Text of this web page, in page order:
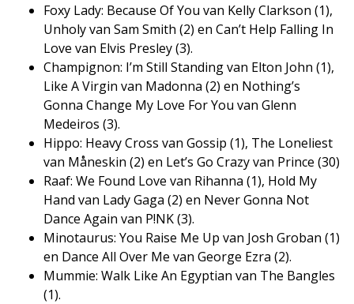
​Foxy Lady: Because Of You van Kelly Clarkson (1),
Unholy van Sam Smith (2) en Can’t Help Falling In
Love van Elvis Presley (3).
​Champignon: I’m Still Standing van Elton John (1),
Like A Virgin van Madonna (2) en Nothing’s
Gonna Change My Love For You van Glenn
Medeiros (3).
​Hippo: Heavy Cross van Gossip (1), The Loneliest
van Måneskin (2) en Let’s Go Crazy van Prince (30)
​Raaf: We Found Love van Rihanna (1), Hold My
Hand van Lady Gaga (2) en Never Gonna Not
Dance Again van P!NK (3).
​Minotaurus: You Raise Me Up van Josh Groban (1)
en Dance All Over Me van George Ezra (2).
​Mummie: Walk Like An Egyptian van The Bangles
(1).